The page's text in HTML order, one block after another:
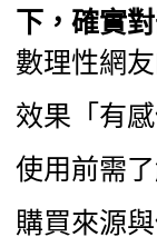
下，確實
數理性網
效果「有
使用前需
購買來源